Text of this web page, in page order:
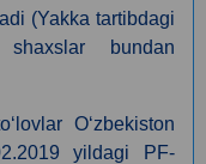
(Yakka tartibdagi
bundan
Oʻzbekiston
yildagi PF-